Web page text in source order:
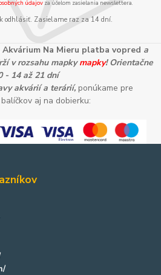
údajov za účelom zasielania newslettera.
odhlásiť. Zasielame raz za 14 dní.
Na Mieru platba vopred a
v rozsahu mapkymapky! Orientačne
- 14 až 21 dní
akvárií a terárií, ponúkame pre
aj na dobierku: